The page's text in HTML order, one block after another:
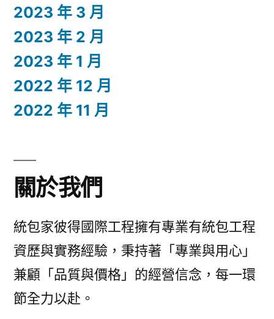
2023 年 3 月
2023 年 2 月
2023 年 1 月
2022 年 12 月
2022 年 11 月
關於我們
統包家彼得國際工程擁有專業有統包工程
資歷與實務經驗，秉持著「專業與用心」
兼顧「品質與價格」的經營信念，每一環
節全力以赴。